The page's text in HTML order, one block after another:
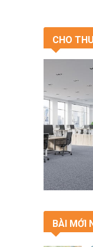
CHO
BÀI MỚI